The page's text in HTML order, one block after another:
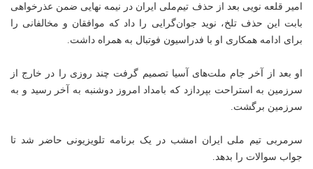
امیر قلعه نویی بعد از حذف تیم‌ملی ایران در نیمه نهایی ضمن عذرخواهی
بابت این حذف تلخ، نوید جوان‌گرایی را داد که موافقان و مخالفانی را
برای ادامه همکاری او با فدراسیون فوتبال به همراه داشت.
او بعد از آخر جام ملت‌های آسیا تصمیم گرفت چند روزی را در خارج از
سرزمین به استراحت بپردازد که بامداد امروز دوشنبه به آخر رسید و به
سرزمین برگشت.
سرمربی تیم ملی ایران امشب در یک برنامه تلویزیونی حاضر شد تا
جواب سوالات را بدهد.